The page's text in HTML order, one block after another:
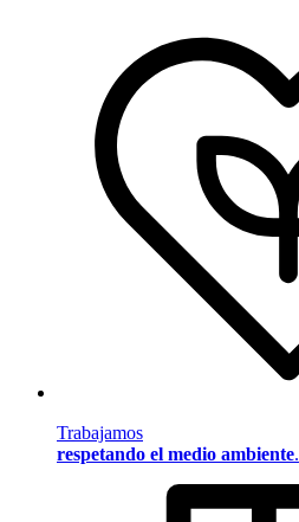
Trabajamos
respetando el medio ambiente.